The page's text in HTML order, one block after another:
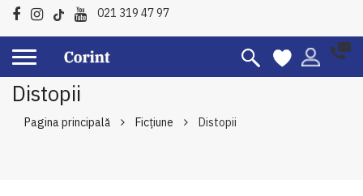
021 319 47 97
Distopii
Pagina principală Ficțiune Distopii